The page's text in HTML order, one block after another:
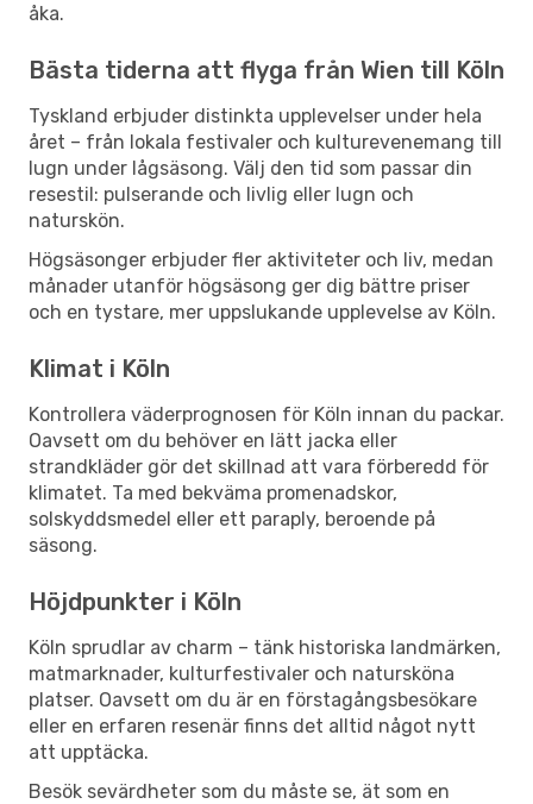
åka.
Bästa tiderna att flyga från Wien till Köln
Tyskland erbjuder distinkta upplevelser under hela
året – från lokala festivaler och kulturevenemang till
lugn under lågsäsong. Välj den tid som passar din
resestil: pulserande och livlig eller lugn och
naturskön.
Högsäsonger erbjuder fler aktiviteter och liv, medan
månader utanför högsäsong ger dig bättre priser
och en tystare, mer uppslukande upplevelse av Köln.
Klimat i Köln
Kontrollera väderprognosen för Köln innan du packar.
Oavsett om du behöver en lätt jacka eller
strandkläder gör det skillnad att vara förberedd för
klimatet. Ta med bekväma promenadskor,
solskyddsmedel eller ett paraply, beroende på
säsong.
Höjdpunkter i Köln
Köln sprudlar av charm – tänk historiska landmärken,
matmarknader, kulturfestivaler och natursköna
platser. Oavsett om du är en förstagångsbesökare
eller en erfaren resenär finns det alltid något nytt
att upptäcka.
Besök sevärdheter som du måste se, ät som en